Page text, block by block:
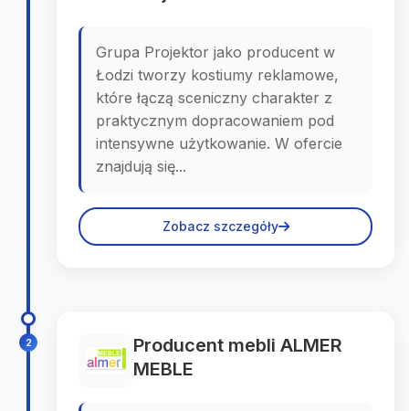
Grupa Projektor jako producent w
Łodzi tworzy kostiumy reklamowe,
które łączą sceniczny charakter z
praktycznym dopracowaniem pod
intensywne użytkowanie. W ofercie
znajdują się...
Zobacz szczegóły
2
Producent mebli ALMER
MEBLE